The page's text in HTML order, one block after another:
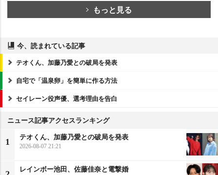
もっと見る
今、読まれている記事
テオくん、加藤乃愛との破局を発表
自宅で「温泉卵」を簡単に作る方法
セイレーン役声優、選考理由を告白
ニュース記事アクセスランキング
1
テオくん、加藤乃愛との破局を発表
2026-08-07 21:21
レインボー池田、佐藤佳奈と電撃婚